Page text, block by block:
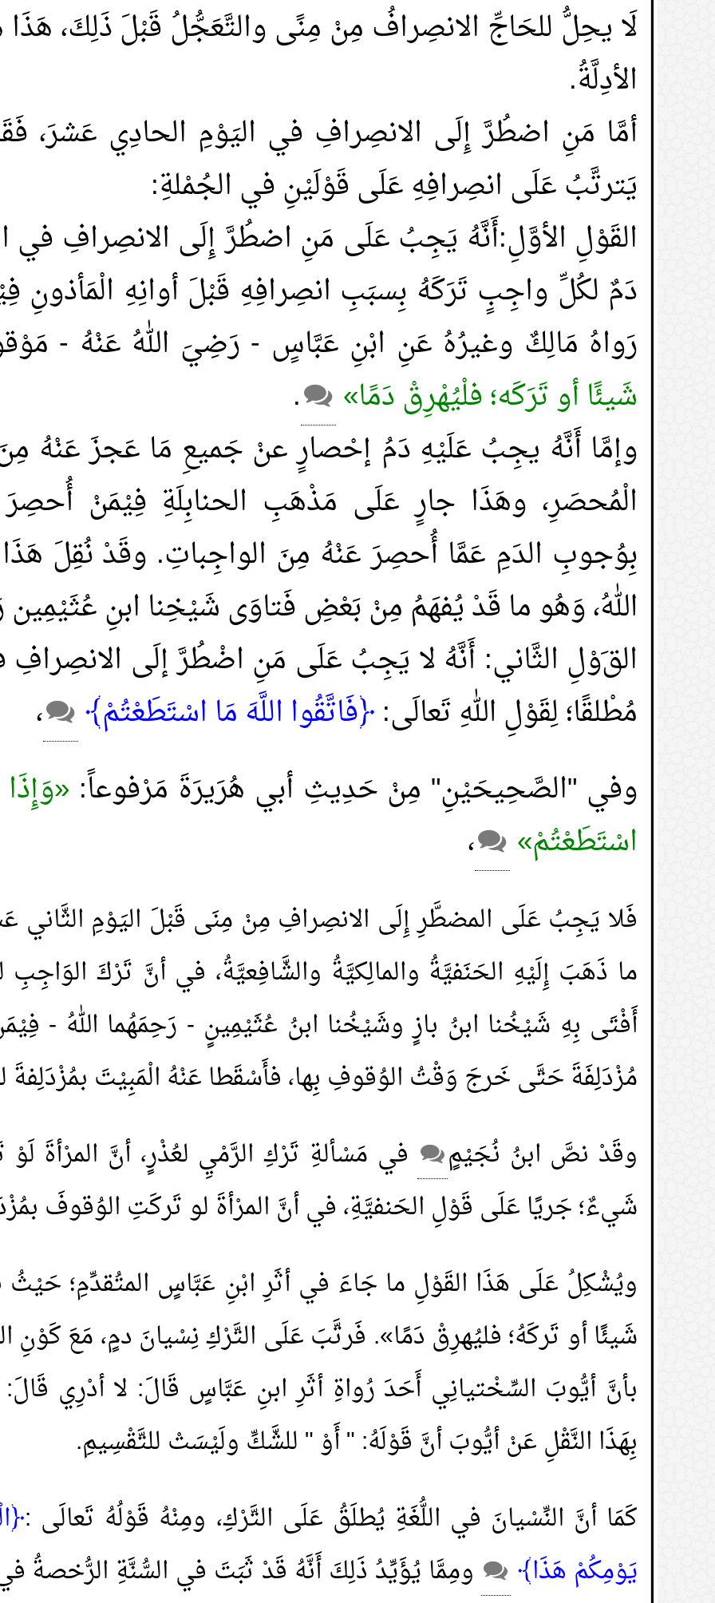
لَا يحِلُّ للحَاجِّ الانصِرافُ مِنْ مِنًى والتَّعَجُّلُ قَبْلَ ذَلِكَ،
الأدِلَّةُ.
أمَّا مَنِ اضطُرَّ إِلَى الانصِرافِ في اليَوْمِ الحادِي عَشرَ،
يَترتَّبُ عَلَى انصِرافِهِ عَلَى قَوْلَيْنِ في الجُمْلةِ:
القَوْلِ الأوَّلِ:أَنَّهُ يَجِبُ عَلَى مَنِ اضطُرَّ إِلَى الانصِرافِ في
دَمٌ لكُلِّ واجِبٍ تَرَكَهُ بِسبَبِ انصِرافِهِ قَبْلَ أوانِهِ الْمَأذونِ
رَواهُ مَالِكٌ وغيرُهُ عَنِ ابْنِ عَبَّاسٍ - رَضِيَ اللهُ عَنْهُ -
شَيئًا أو تَرَكَه؛ فلْيُهْرِقْ دَمًا»
.
وإمَّا أَنَّهُ يجِبُ عَلَيْهِ دَمُ إحْصارٍ عنْ جَميعِ مَا عَجزَ عَنْهُ
الْمُحصَرِ، وهَذَا جارٍ عَلَى مَذْهَبِ الحنابِلَةِ فِيْمَنْ
بِوُجوبِ الدَمِ عَمَّا أُحصِرَ عَنْهُ مِنَ الواجِباتِ. وقَدْ نُقِلَ
اللهُ، وَهُو ما قَدْ يُفهَمُ مِنْ بَعْضِ فَتاوَى شَيْخِنا ابنِ عُثَيْمِين
القوْلِ الثَّاني: أَنَّهُ لا يَجِبُ عَلَى مَنِ اضْطُرَّ إلَى الانصِرافِ
مُطْلقًا؛ لِقَوْلِ اللهِ تَعالَى:﴿فَاتَّقُوا اللَّهَ مَا اسْتَطَعْتُمْ﴾
،
وفي "الصَّحِيحَيْنِ" مِنْ حَدِيثِ أبي هُرَيرَةَ مَرْفوعاً:
اسْتَطَعْتُمْ»
،
فَلا يَجِبُ عَلَى المضطَّرِ إِلَى الانصِرافِ مِنْ مِنَى قَبْلَ اليَوْمِ الثَّاني
ما ذَهَبَ إِلَيْهِ الحَنَفيَّةُ والمالِكيَّةُ والشَّافِعيَّةُ، في أنَّ تَرْكَ
أَفْتَى بِهِ شَيْخُنا ابنُ بازٍ وشَيْخُنا ابنُ عُثَيْمِينٍ - رَحِمَهُما اللهُ -
مُزْدَلِفَةَ حَتَّى خَرجَ وَقْتُ الوُقوفِ بِها، فأَسْقَطا عَنْهُ الْمَبِيْتَ بمُزْدَلِفةَ
وقَدْ نصَّ ابنُ نُجَيْمٍ
في مَسْألةِ تَرْكِ الرَّمْيِ لعُذْرٍ، أنَّ المرْأةَ لَوْ
شَيءٌ؛ جَريًا عَلَى قَوْلِ الحَنفيَّةِ، في أنَّ المرْأةَ لو تَركَتِ الوُقوفَ
ويُشْكِلُ عَلَى هَذَا القَوْلِ ما جَاءَ في أثَرِ ابْنِ عَبَّاسٍ المتُقدِّمِ؛
شَيئًا أو تَركَهُ؛ فليُهرِقْ دَمًا». فَرتَّبَ عَلَى التَّرْكِ نِسْيانَ دمٍ، مَعَ
بأنَّ أيُّوبَ السِّخْتيانِي أَحَدَ رُواةِ أثَرِ ابنِ عَبَّاسٍ قَالَ: لا أدْرِي
بِهَذَا النَّقْلِ عَنْ أيُّوبَ أنَّ قَوْلَهُ: " أَوْ " للشَّكِّ ولَيْسَتْ للتَّقْسِيمِ.
كَمَا أنَّ النِّسْيانَ في اللُّغَةِ يُطلَقُ عَلَى التَّرْكِ، ومِنْهُ قَوْلُهُ تَعالَى :
يَوْمِكُمْ هَذَا﴾
ومِمَّا يُؤَيِّدُ ذَلِكَ أَنَّهُ قَدْ ثَبَتَ في السُّنَّةِ الرُّخصةُ